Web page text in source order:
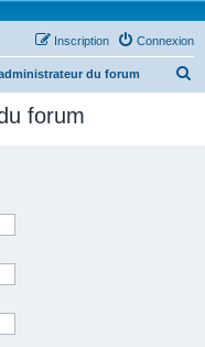
Connexion
Inscription
du forum
forum